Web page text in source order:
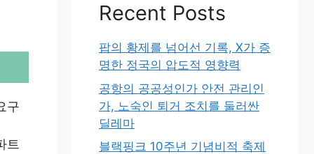
구
트
Recent Posts
팝의 황제를 넘어선 기록, X가 증
명한 정국의 압도적 영향력
공항의 공공성인가 안전 관리인
가, 노숙인 퇴거 조치를 둘러싼
딜레마
블랙핑크 10주년 기념비적 축제